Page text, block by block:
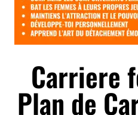
Carriere
Plan de